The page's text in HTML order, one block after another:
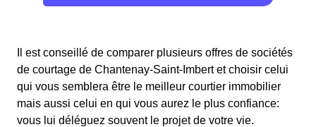
Il est conseillé de comparer plusieurs offres de sociétés
de courtage de Chantenay-Saint-Imbert et choisir celui
qui vous semblera être le meilleur courtier immobilier
mais aussi celui en qui vous aurez le plus confiance:
vous lui déléguez souvent le projet de votre vie.